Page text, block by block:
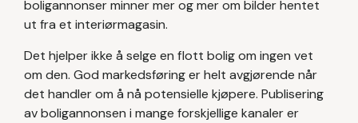
boligannonser minner mer og mer om bilder hentet
ut fra et interiørmagasin.
Det hjelper ikke å selge en flott bolig om ingen vet
om den. God markedsføring er helt avgjørende når
det handler om å nå potensielle kjøpere. Publisering
av boligannonsen i mange forskjellige kanaler er